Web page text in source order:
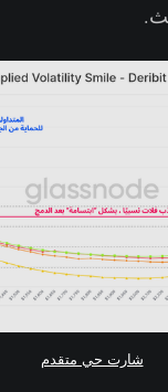
شارت حي متقدم